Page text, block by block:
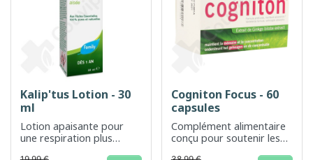
Kalip'tus Lotion - 30
ml
Lotion apaisante pour
une respiration plus
Cogniton Focus - 60
capsules
Complément alimentaire
conçu pour soutenir les